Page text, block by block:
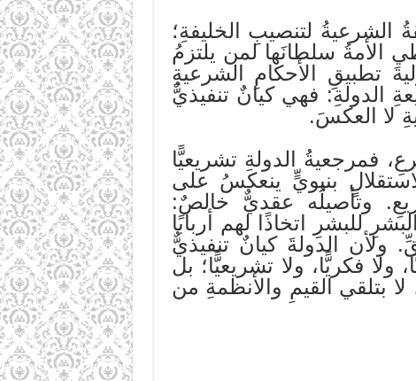
الشرعيةُ لتنصيبِ الخليفةِ؛
الأمةُ سلطانَها لمن يلتزمُ
تطبيقِ الأحكامِ الشرعيةِ
الدولةِ: فهي كيانٌ تنفيذيٌّ
لا العكسَ.
فمرجعيةُ الدولةِ تشريعيًّا
بنيويٍّ ينعكسُ على
وتأصيلُه عقديٌّ خالصٌ:
للبشرِ اتخاذًا لهم أربابًا
ولأن الدولةَ كيانٌ تنفيذيٌّ
ولا فكريًّا، ولا تشريعيًّا؛ بل
بتلقي القيمِ والأنظمةِ من